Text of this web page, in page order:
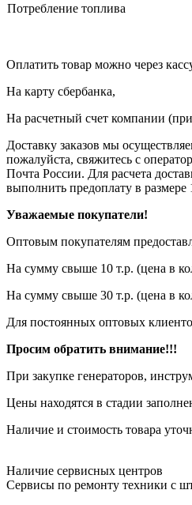
Потребление топлива
Оплатить товар можно через
На карту сбербанка,
На расчетный счет компании
Доставку заказов мы
пожалуйста, свяжитесь с
Почта России. Для расчета
выполнить предоплату в
Уважаемые покупатели!
Оптовым покупателям
На сумму свыше 10 т.р. (цена в
На сумму свыше 30 т.р. (цена в
Для постоянных оптовых
Просим обратить внимание!!!
При закупке генераторов,
Цены находятся в стадии
Наличие и стоимость товара
Наличие сервисных центров
Сервисы по ремонту техники с